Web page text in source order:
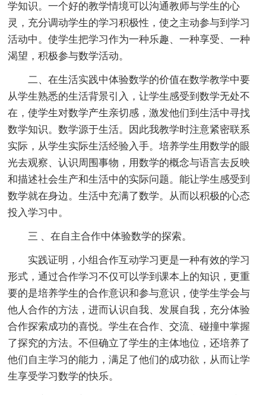
学知识。一个好的教学情境可以沟通教师与学生的心
灵，充分调动学生的学习积极性，使之主动参与到学习
活动中。使学生把学习作为一种乐趣、一种享受、一种
渴望，积极参与数学活动。
二、在生活实践中体验数学的价值在数学教学中要
从学生熟悉的生活背景引入，让学生感受到数学无处不
在，使学生对数学产生亲切感，激发他们到生活中寻找
数学知识。数学源于生活。因此我教学时注意紧密联系
实际，从学生实际生活经验入手。培养学生用数学的眼
光去观察、认识周围事物，用数学的概念与语言去反映
和描述社会生产和生活中的实际问题。能让学生感受到
数学就在身边。生活中充满了数学。从而以积极的心态
投入学习中。
三 、在自主合作中体验数学的探索。
实践证明，小组合作互动学习更是一种有效的学习
形式，通过合作学习不仅可以学到课本上的知识，更重
要的是培养学生的合作意识和参与意识，使学生学会与
他人合作的方法，进而认识自我、发展自我，充分体验
合作探索成功的喜悦。学生在合作、交流、碰撞中掌握
了探究的方法。不但确立了学生的主体地位，还培养了
他们自主学习的能力，满足了他们的成功欲，从而让学
生享受学习数学的快乐。